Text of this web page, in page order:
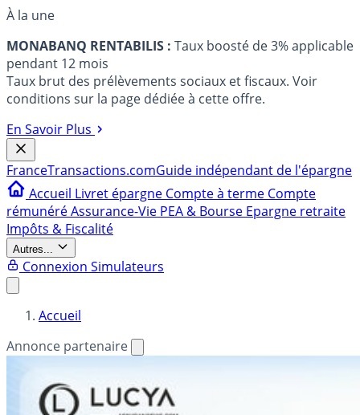
À la une
MONABANQ RENTABILIS : Taux boosté de 3% applicable
pendant 12 mois
Taux brut des prélèvements sociaux et fiscaux. Voir
conditions sur la page dédiée à cette offre.
En Savoir Plus
FranceTransactions.comGuide indépendant de l'épargne
Accueil Livret épargne Compte à terme Compte
rémunéréAssurance-Vie PEA & Bourse Epargne retraite
Impôts & Fiscalité
Autres...
Connexion Simulateurs
Accueil
Annonce partenaire